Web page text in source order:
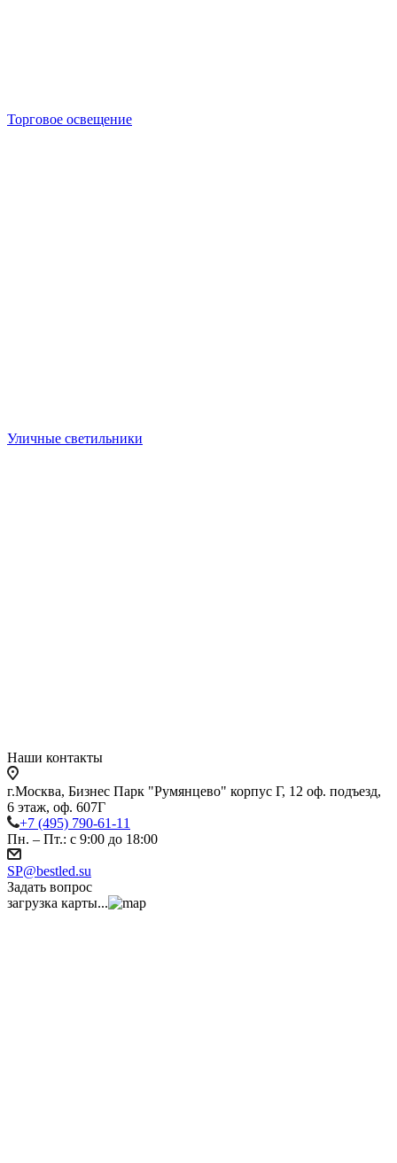
Торговое освещение
Уличные светильники
Наши контакты
г.Москва, Бизнес Парк "Румянцево" корпус Г, 12 оф. подъезд,
6 этаж, оф. 607Г
+7 (495) 790-61-11
Пн. – Пт.: с 9:00 до 18:00
SP@bestled.su
Задать вопрос
загрузка карты...